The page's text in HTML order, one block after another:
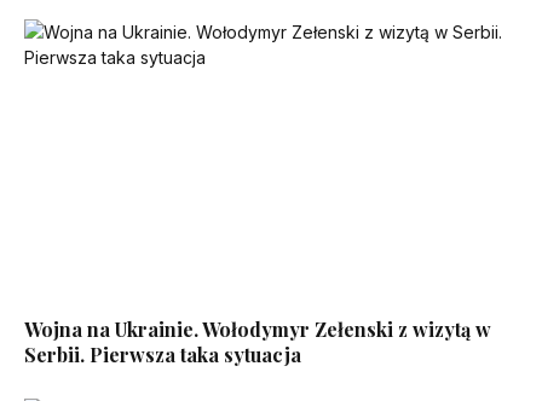
Wojna na Ukrainie. Wołodymyr Zełenski z wizytą w
Serbii. Pierwsza taka sytuacja